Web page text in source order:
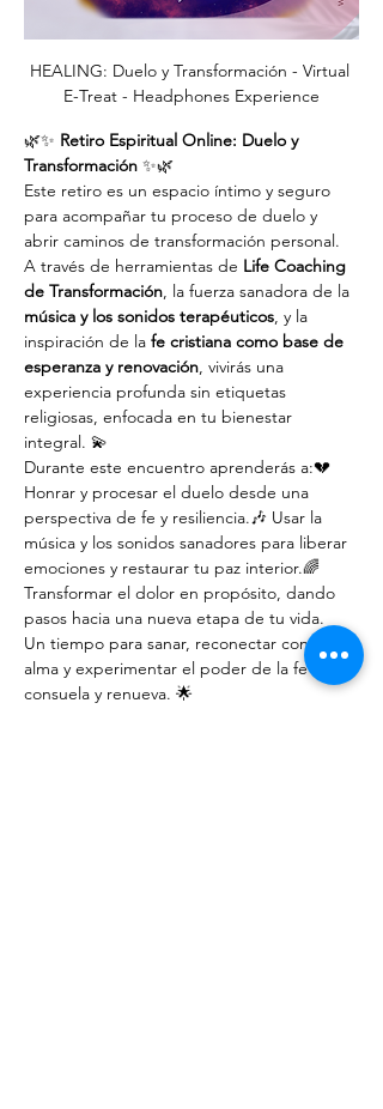
HEALING: Duelo y Transformación - Virtual
E-Treat - Headphones Experience
🌿✨ Retiro Espiritual Online: Duelo y
Transformación ✨🌿
Este retiro es un espacio íntimo y seguro
para acompañar tu proceso de duelo y
abrir caminos de transformación personal.
A través de herramientas de Life Coaching
de Transformación, la fuerza sanadora de la
música y los sonidos terapéuticos, y la
inspiración de la fe cristiana como base de
esperanza y renovación, vivirás una
experiencia profunda sin etiquetas
religiosas, enfocada en tu bienestar
integral. 💫
Durante este encuentro aprenderás a:💔
Honrar y procesar el duelo desde una
perspectiva de fe y resiliencia.🎶 Usar la
música y los sonidos sanadores para liberar
emociones y restaurar tu paz interior.🌈
Transformar el dolor en propósito, dando
pasos hacia una nueva etapa de tu vida.
Un tiempo para sanar, reconectar con tu
alma y experimentar el poder de la fe que
consuela y renueva. 🌟